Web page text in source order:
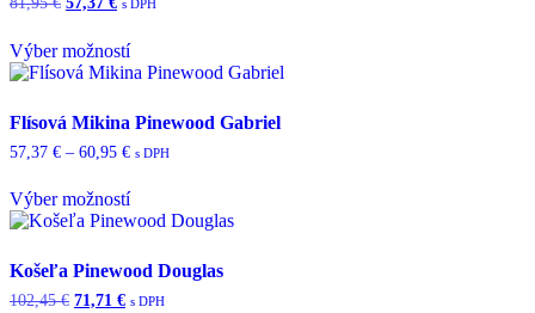
bola:
81,95 €.
je:
57,37 €.
s DPH
Výber možností
Tento
má
viacero
variantov.
si
môžete
na
produktu.
Flísová Mikina Pinewood Gabriel
57,37 € – 60,95 €Price
57,37 €
through
60,95 €
s DPH
Výber možností
Tento
má
viacero
variantov.
Košeľa Pinewood Douglas
102,45€ Pôvodná
71,71 €Aktuálna
s DPH